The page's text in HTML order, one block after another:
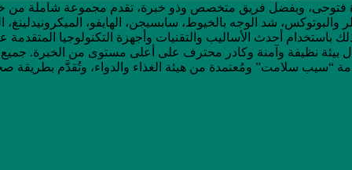
فتوحی، وبفضل فريق متخصص وذو خبرة، تقدم مجموعة شاملة من
والبوتوكس، شد الوجه بالخيوط، سابسيجن، الهايفو،
باستخدام أحدث الأساليب والتقنيات وأجهزة التكنولوجيا المتقدمة
نظيفة وآمنة وكادر محترف على أعلى مستوى من الخبرة. جميع
“سيب سلامت” ومُعتمدة من هيئة الغذاء والدواء، وتُقدَّم بطريقة